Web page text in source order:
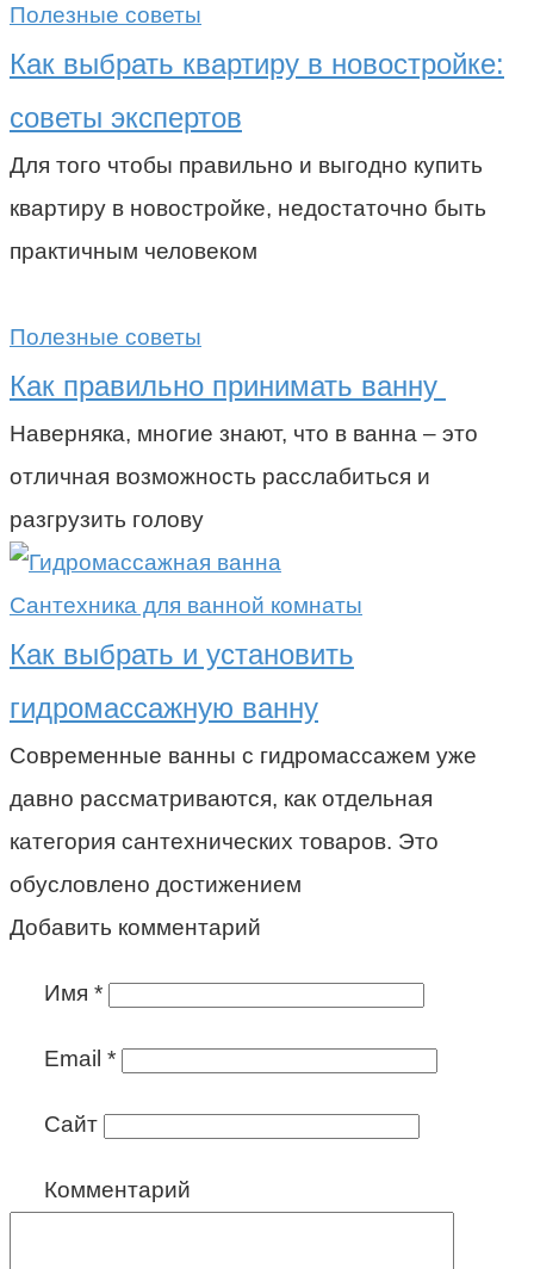
Полезные советы
Как выбрать квартиру в новостройке:
советы экспертов
Для того чтобы правильно и выгодно купить
квартиру в новостройке, недостаточно быть
практичным человеком
Полезные советы
Как правильно принимать ванну
Наверняка, многие знают, что в ванна – это
отличная возможность расслабиться и
разгрузить голову
Сантехника для ванной комнаты
Как выбрать и установить
гидромассажную ванну
Современные ванны с гидромассажем уже
давно рассматриваются, как отдельная
категория сантехнических товаров. Это
обусловлено достижением
Добавить комментарий
Имя *
Email *
Сайт
Комментарий